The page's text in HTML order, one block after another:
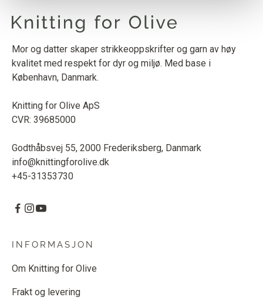
Mor og datter skaper strikkeoppskrifter og garn av høy
kvalitet med respekt for dyr og miljø. Med base i
København, Danmark.
Knitting for Olive ApS
CVR: 39685000
Godthåbsvej 55, 2000 Frederiksberg, Danmark
info@knittingforolive.dk
+45-31353730
INFORMASJON
Om Knitting for Olive
Frakt og levering